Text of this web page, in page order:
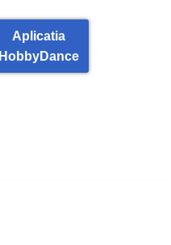
Aplicatia
HobbyDance